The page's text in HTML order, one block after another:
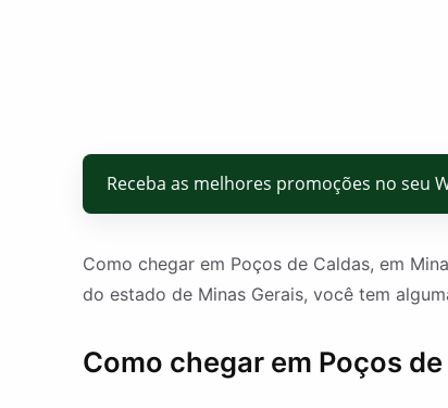
Receba as melhores promoções no seu
Como chegar em Poços de Caldas, em
do estado de Minas Gerais, você tem
Como chegar em Poços